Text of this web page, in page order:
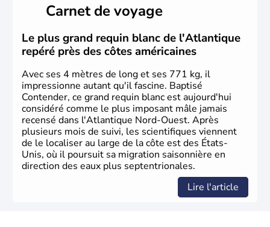
Plusieurs populations se sont succédées avant l'arrivée
des européens, suite à la découverte du continent par
Christophe Colomb en 1492. Les 13 colonies
britanniques proclament la Déclaration d'indépendance
en 1776 et adoptent leur première constitution en 1787.
La conquête de l'Ouest marque ensuite l'entrée dans une
phase de développement intense.
Carnet de voyage
Le plus grand requin blanc de l'Atlantique
repéré près des côtes américaines
Avec ses 4 mètres de long et ses 771 kg, il
impressionne autant qu'il fascine. Baptisé
Contender, ce grand requin blanc est aujourd'hui
considéré comme le plus imposant mâle jamais
recensé dans l'Atlantique Nord-Ouest. Après
plusieurs mois de suivi, les scientifiques viennent
de le localiser au large de la côte est des États-
Unis, où il poursuit sa migration saisonnière en
direction des eaux plus septentrionales.
Lire l'article